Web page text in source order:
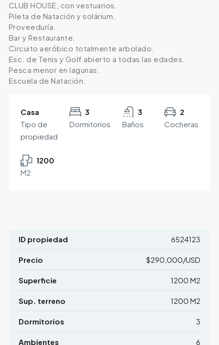
CLUB HOUSE, con vestuarios.
Pileta de Natación y solárium.
Proveeduría.
Bar y Restaurante.
Circuito aeróbico totalmente arbolado.
Esc. de Tenis y Golf abierto a todas las edades.
Pesca menor en lagunas.
Escuela de Natación.
Casa
Tipo de
propiedad
3
Dormitorios
3
Baños
2
Cocheras
1200
M2
ID propiedad 6524123
Precio $290,000/USD
Superficie 1200 M2
Sup. terreno 1200 M2
Dormitorios 3
Ambientes 6